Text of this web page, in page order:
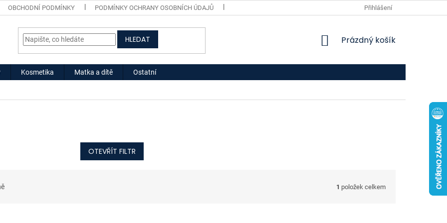
OBCHODNÍ PODMÍNKY PODMÍNKY OCHRANY OSOBNÍCH ÚDAJŮ Přihlášení
HLEDAT
NÁKUPNÍ
Prázdný košík
Kosmetika Matka a dítě Ostatní
OTEVŘÍT FILTR
1 položek celkem